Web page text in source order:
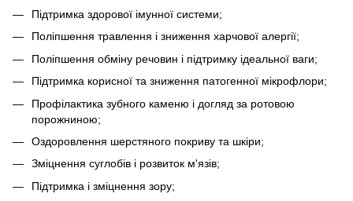
Підтримка здорової імунної системи;
Поліпшення травлення і зниження харчової алергії;
Поліпшення обміну речовин і підтримку ідеальної ваги;
Підтримка корисної та зниження патогенної мікрофлори;
Профілактика зубного каменю і догляд за ротовою
порожниною;
Оздоровлення шерстяного покриву та шкіри;
Зміцнення суглобів і розвиток м'язів;
Підтримка і зміцнення зору;